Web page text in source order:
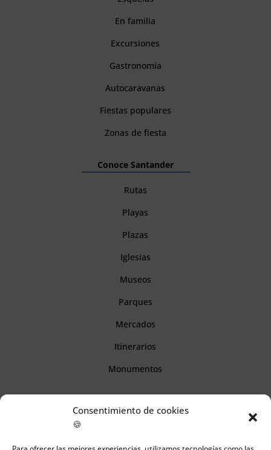
Consentimiento de cookies
🍪
En familia
Excursiones
Gastronomía
Autocaravanas
Fiestas populares
Zonas de fiesta
Conoce Santander
Rutas
Playas
Plazas
Iglesias
Museos
Parques
Mercados
Itinerarios
Monumentos
Descubre Cantabria